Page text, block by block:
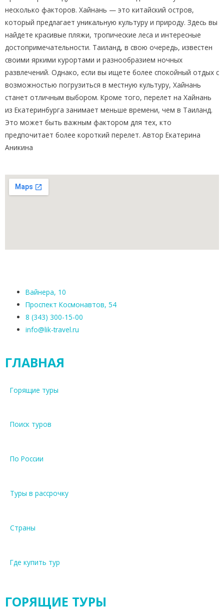
несколько факторов. Хайнань — это китайский остров,
который предлагает уникальную культуру и природу. Здесь вы
найдете красивые пляжи, тропические леса и интересные
достопримечательности. Таиланд, в свою очередь, известен
своими яркими курортами и разнообразием ночных
развлечений. Однако, если вы ищете более спокойный отдых с
возможностью погрузиться в местную культуру, Хайнань
станет отличным выбором. Кроме того, перелет на Хайнань
из Екатеринбурга занимает меньше времени, чем в Таиланд.
Это может быть важным фактором для тех, кто
предпочитает более короткий перелет. Автор Екатерина
Аникина
Вайнера, 10
Проспект Космонавтов, 54
8 (343) 300-15-00
info@lik-travel.ru
ГЛАВНАЯ
Горящие туры
Поиск туров
По России
Туры в рассрочку
Страны
Где купить тур
ГОРЯЩИЕ ТУРЫ